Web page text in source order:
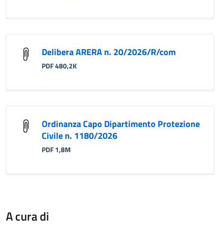
Delibera ARERA n. 20/2026/R/com
PDF 480,2K
Ordinanza Capo Dipartimento Protezione
Civile n. 1180/2026
PDF 1,8M
A cura di